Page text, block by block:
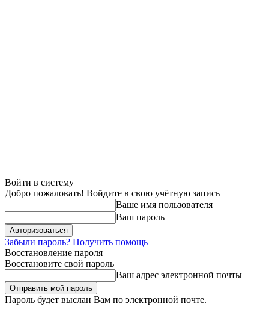
Войти в систему
Добро пожаловать! Войдите в свою учётную запись
Ваше имя пользователя
Ваш пароль
Забыли пароль? Получить помощь
Восстановление пароля
Восстановите свой пароль
Ваш адрес электронной почты
Пароль будет выслан Вам по электронной почте.